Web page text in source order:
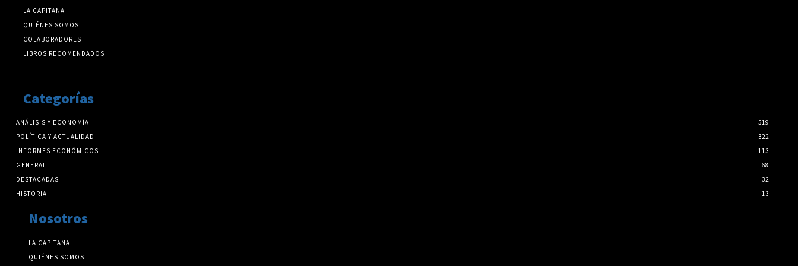
LA CAPITANA
QUIÉNES SOMOS
COLABORADORES
LIBROS RECOMENDADOS
Categorías
ANÁLISIS Y ECONOMÍA
519
POLÍTICA Y ACTUALIDAD
322
INFORMES ECONÓMICOS
113
GENERAL
68
DESTACADAS
32
HISTORIA
13
Nosotros
LA CAPITANA
QUIÉNES SOMOS